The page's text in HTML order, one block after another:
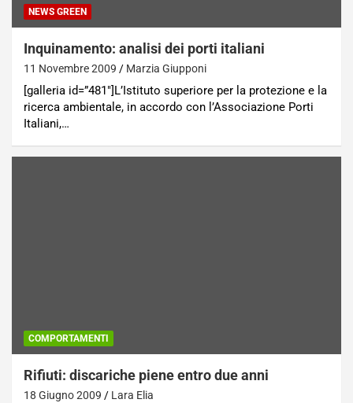
NEWS GREEN
Inquinamento: analisi dei porti italiani
11 Novembre 2009 Marzia Giupponi
[galleria id=”481″]L’Istituto superiore per la protezione e la
ricerca ambientale, in accordo con l’Associazione Porti
Italiani,…
COMPORTAMENTI
Rifiuti: discariche piene entro due anni
18 Giugno 2009 Lara Elia